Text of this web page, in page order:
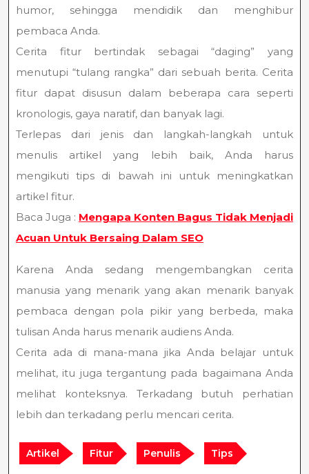
humor, sehingga mendidik dan menghibur
pembaca Anda.
Cerita fitur bertindak sebagai “daging” yang
menutupi “tulang rangka” dari sebuah berita. Cerita
fitur dapat disusun dalam beberapa cara seperti
kronologis, gaya naratif, dan banyak lagi.
Terlepas dari jenis dan langkah-langkah untuk
menulis artikel yang lebih baik, Anda harus
mengikuti tips di bawah ini untuk meningkatkan
artikel fitur.
Baca Juga : Mengapa Konten Bagus Tidak Menjadi
Acuan Untuk Bersaing Dalam SEO
Karena Anda sedang mengembangkan cerita
manusia yang menarik yang akan menarik banyak
pembaca dengan pola pikir yang berbeda, maka
tulisan Anda harus menarik audiens Anda.
Cerita ada di mana-mana jika Anda belajar untuk
melihat, itu juga tergantung pada bagaimana Anda
melihat konteksnya. Terkadang butuh perhatian
lebih dan terkadang perlu mencari cerita.
Artikel Fitur Penulis Tips